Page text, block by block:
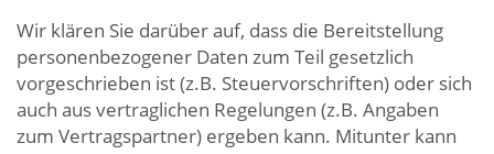
Wir klären Sie darüber auf, dass die Bereitstellung
personenbezogener Daten zum Teil gesetzlich
vorgeschrieben ist (z.B. Steuervorschriften) oder sich
auch aus vertraglichen Regelungen (z.B. Angaben
zum Vertragspartner) ergeben kann. Mitunter kann